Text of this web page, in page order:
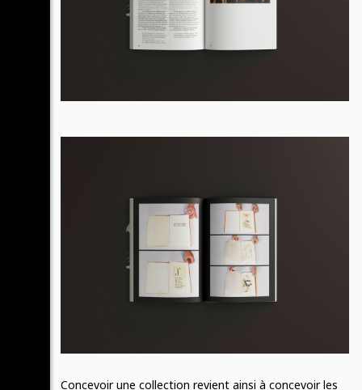
Concevoir une collection revient ainsi à concevoir les